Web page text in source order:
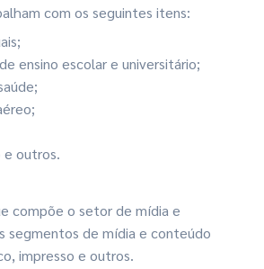
com os seguintes itens:
ensino escolar e universitário;
e outros.
compõe o setor de mídia e
segmentos de mídia e conteúdo
impresso e outros.